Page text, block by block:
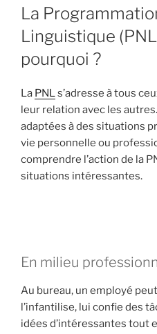
LE
La
Linguistique
pourquoi ?
La PNLs’adresse à tous
leur relation avec les
adaptées à des situations
vie personnelle ou
comprendre l’action de la
situations intéressantes.
En milieu
Au bureau, un employé
l’infantilise, lui confie des
idées d’intéressantes tout